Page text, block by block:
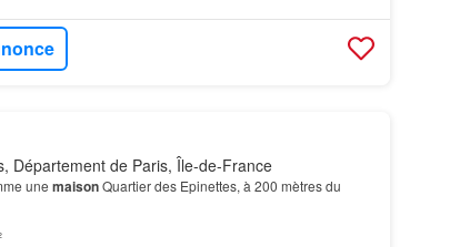
Département de Paris, Île-de-France
une maisonQuartier des Epinettes, à 200 mètres du